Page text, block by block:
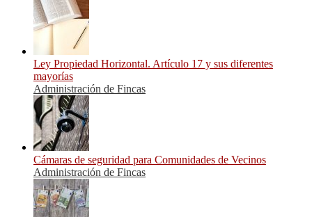
Ley Propiedad Horizontal. Artículo 17 y sus diferentes
mayorías
Administración de Fincas
Cámaras de seguridad para Comunidades de Vecinos
Administración de Fincas